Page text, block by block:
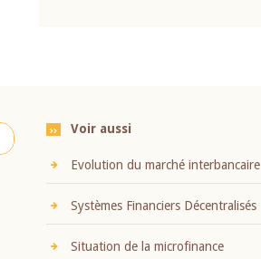
Voir aussi
Evolution du marché interbancaire
Systèmes Financiers Décentralisés
Situation de la microfinance